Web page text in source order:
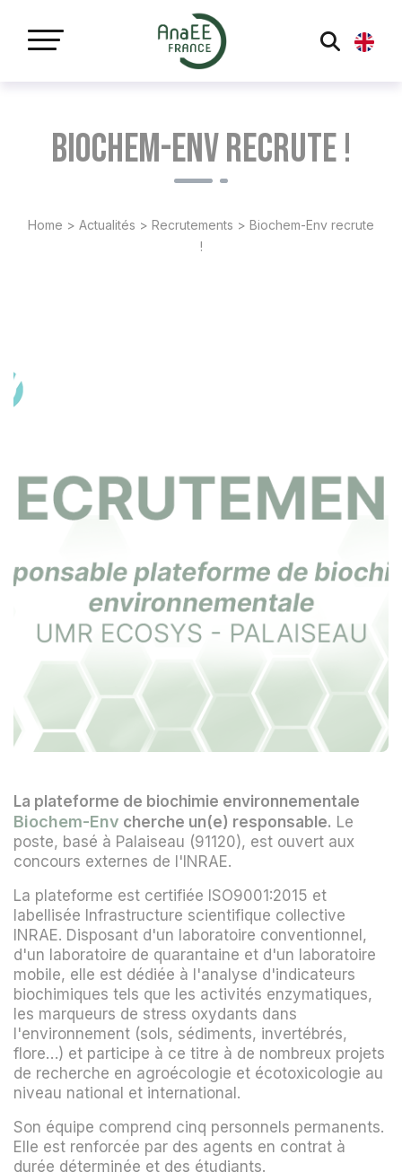
Biochem-Env recrute !
Home > Actualités > Recrutements > Biochem-Env recrute
!
La plateforme de biochimie environnementale
Biochem-Env cherche un(e) responsable. Le
poste, basé à Palaiseau (91120), est ouvert aux
concours externes de l'INRAE.
La plateforme est certifiée ISO9001:2015 et
labellisée Infrastructure scientifique collective
INRAE. Disposant d'un laboratoire conventionnel,
d'un laboratoire de quarantaine et d'un laboratoire
mobile, elle est dédiée à l'analyse d'indicateurs
biochimiques tels que les activités enzymatiques,
les marqueurs de stress oxydants dans
l'environnement (sols, sédiments, invertébrés,
flore…) et participe à ce titre à de nombreux projets
de recherche en agroécologie et écotoxicologie au
niveau national et international.
Son équipe comprend cinq personnels permanents.
Elle est renforcée par des agents en contrat à
durée déterminée et des étudiants.